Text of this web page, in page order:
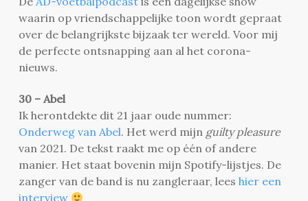
waarin op vriendschappelijke toon wordt gepraat
over de belangrijkste bijzaak ter wereld. Voor mij
de perfecte ontsnapping aan al het corona-
nieuws.
30 – Abel
Ik herontdekte dit 21 jaar oude nummer:
Onderweg van Abel. Het werd mijn guilty pleasure
van 2021. De tekst raakt me op één of andere
manier. Het staat bovenin mijn Spotify-lijstjes. De
zanger van de band is nu zangleraar, lees hier een
interview